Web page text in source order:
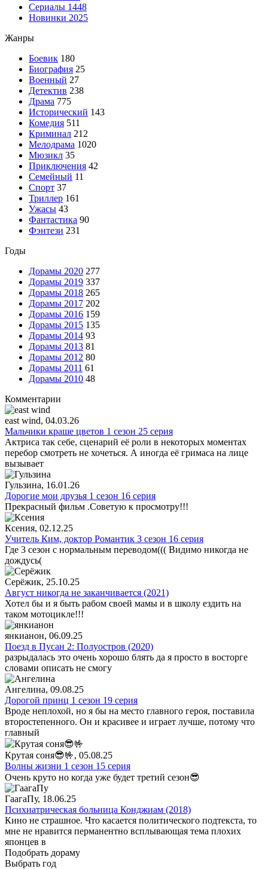
Сериалы 1448
Новинки 2025
Жанры
Боевик 180
Биография 25
Военный 27
Детектив 238
Драма 775
Исторический 143
Комедия 511
Криминал 212
Мелодрама 1020
Мюзикл 35
Приключения 42
Семейный 11
Спорт 37
Триллер 161
Ужасы 43
Фантастика 90
Фэнтези 231
Годы
Дорамы 2020 277
Дорамы 2019 337
Дорамы 2018 265
Дорамы 2017 202
Дорамы 2016 159
Дорамы 2015 135
Дорамы 2014 93
Дорамы 2013 81
Дорамы 2012 80
Дорамы 2011 61
Дорамы 2010 48
Комментарии
east wind, 04.03.26
Мальчики краше цветов 1 сезон 25 серия
Актриса так себе, сценарий её роли в некоторых моментах
перебор смотреть не хочеться. А иногда её гримаса на лице
вызывает
Гульзина, 16.01.26
Дорогие мои друзья 1 сезон 16 серия
Прекрасный фильм .Советую к просмотру!!!
Ксения, 02.12.25
Учитель Ким, доктор Романтик 3 сезон 16 серия
Где 3 сезон с нормальным переводом((( Видимо никогда не
дождусь(
Серёжик, 25.10.25
Август никогда не заканчивается (2021)
Хотел бы и я быть рабом своей мамы и в школу ездить на
таком мотоцикле!!!
янкианон, 06.09.25
Поезд в Пусан 2: Полуостров (2020)
разрыдалась это очень хорошо блять да я просто в восторге
словами описать не смогу
Ангелина, 09.08.25
Дорогой принц 1 сезон 19 серия
Вроде неплохой, но я бы на место главного героя, поставила
второстепенного. Он и красивее и играет лучше, потому что
главный
Крутая соня😎🤟, 05.08.25
Волны жизни 1 сезон 15 серия
Очень круто но когда уже будет третий сезон😎
ГаагаПу, 18.06.25
Психиатрическая больница Конджиам (2018)
Кино не страшное. Что касается политического подтекста, то
мне не нравится перманентно всплывающая тема плохих
японцев в
Подобрать дораму
Выбрать год